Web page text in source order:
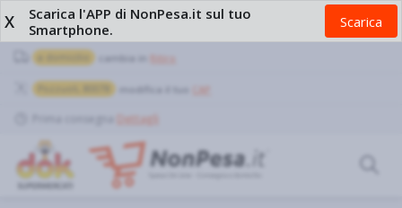
X
Scarica l'APP di NonPesa.it sul tuo
Smartphone.
Scarica
cambia in Ritiro
CAP
Dettagli